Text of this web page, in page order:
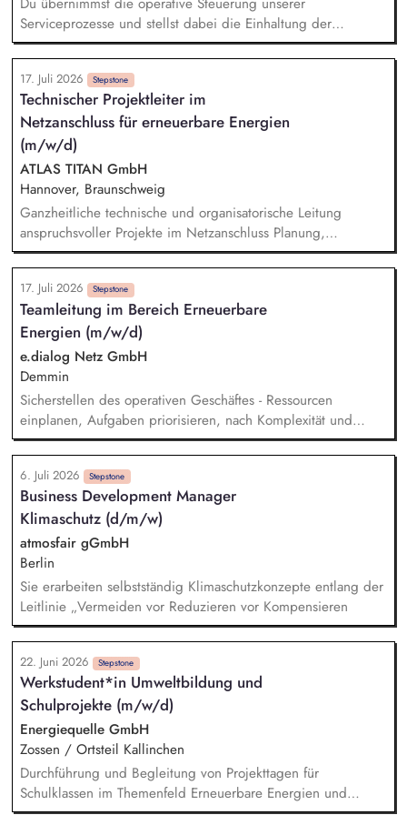
Serviceprozesse und stellst dabei die Einhaltung der
definierten Servicelevels sicher. Die Planung und Pflege von
Kapazitäts- und Einsatzplänen auf Basis operativer Forecasts
liegt in deiner Verantwortung. Du verantwortest die
Headcount- und Ressourcenplanung, sodass jederzeit die
notwendigen Kapazitäten sichergestellt sind. Du steuerst
eingehende Kontakte sowie Ressourcen im Rahmen des
Workforce Managements und Routings. Die Überwachung
operativer KPIs gehört zu deinem Alltag, dabei erkennst du
frühzeitig Abweichungen oder Risiken für Ziel- und
Budgeterreichung.
17. Juli 2026 Stepstone
Technischer Projektleiter im
Netzanschluss für erneuerbare Energien
(m/w/d)
ATLAS TITAN GmbH
Hannover, Braunschweig
Ganzheitliche technische und organisatorische Leitung
anspruchsvoller Projekte im Netzanschluss Planung,
Strukturierung und Überwachung der Projektabläufe
einschließlich Kosten, Termine, Qualität, Risiken und
Ressourcen Steuerung der Entwurfs-, Genehmigungs- und
Ausführungsplanung einschließlich der Prüfung und
Qualitätssicherung technischer Planungsunterlagen
Entwicklung, Bewertung und Abstimmung technischer
Anlagen- und Netzanschlusskonzepte Koordination der
beteiligten Fachdisziplinen und Sicherstellung klar definierter
Aufgaben, Verantwortlichkeiten und Schnittstellen
17. Juli 2026 Stepstone
Teamleitung im Bereich Erneuerbare
Energien (m/w/d)
e.dialog Netz GmbH
Demmin
Sicherstellen des operativen Geschäftes - Ressourcen
einplanen, Aufgaben priorisieren, nach Komplexität und
Zeitaufwand verteilen Monitoring - Überblick über die
Arbeitsbestände, Kennzahlen analysieren, Begründung und
Maßnahmen bei erhöhtem Aufkommen Prozessoptimierung -
Impulse für Verbesserungen, Anleiten von Kollegen,
Schwerpunkten setzen, Probleme identifizieren, Maßnahmen
ableiten und nachhalten Teamentwicklung - Zusammenarbeit
fördern, Rollen im Team entwickeln, Feedbackkultur,
Kommunikation / Informationsweitergabe, Vermittler
6. Juli 2026 Stepstone
Business Development Manager
Klimaschutz (d/m/w)
atmosfair gGmbH
Berlin
Sie erarbeiten selbstständig Klimaschutzkonzepte entlang der
Leitlinie „Vermeiden vor Reduzieren vor Kompensieren
22. Juni 2026 Stepstone
Werkstudent*in Umweltbildung und
Schulprojekte (m/w/d)
Energiequelle GmbH
Zossen / Ortsteil Kallinchen
Durchführung und Begleitung von Projekttagen für
Schulklassen im Themenfeld Erneuerbare Energien und